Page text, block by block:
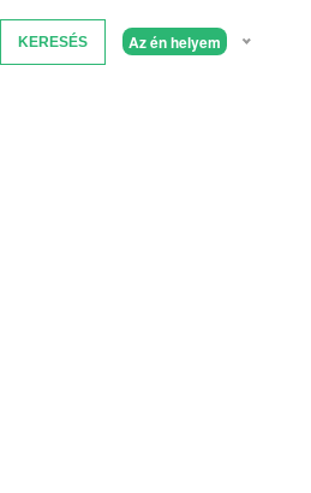
Az én helyem